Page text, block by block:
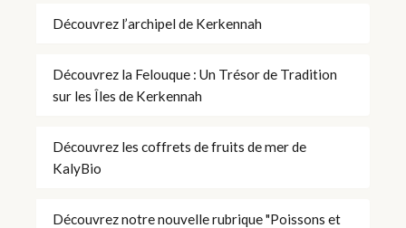
Découvrez l’archipel de Kerkennah
Découvrez la Felouque : Un Trésor de Tradition
sur les Îles de Kerkennah
Découvrez les coffrets de fruits de mer de
KalyBio
Découvrez notre nouvelle rubrique "Poissons et